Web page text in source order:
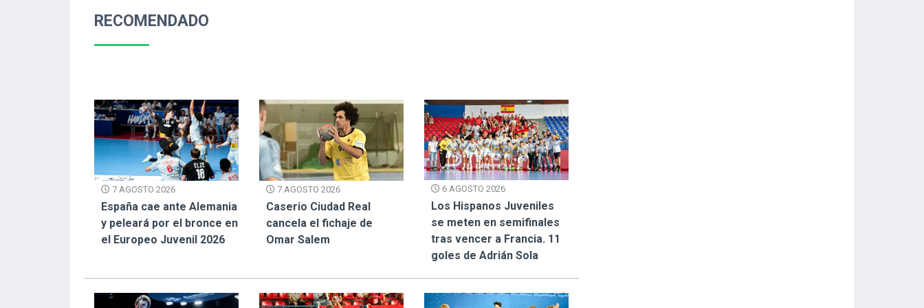
RECOMENDADO
7 AGOSTO 2026
España cae ante Alemania
y peleará por el bronce en
el Europeo Juvenil 2026
7 AGOSTO 2026
Caserio Ciudad Real
cancela el fichaje de
Omar Salem
6 AGOSTO 2026
Los Hispanos Juveniles
se meten en semifinales
tras vencer a Francia. 11
goles de Adrián Sola